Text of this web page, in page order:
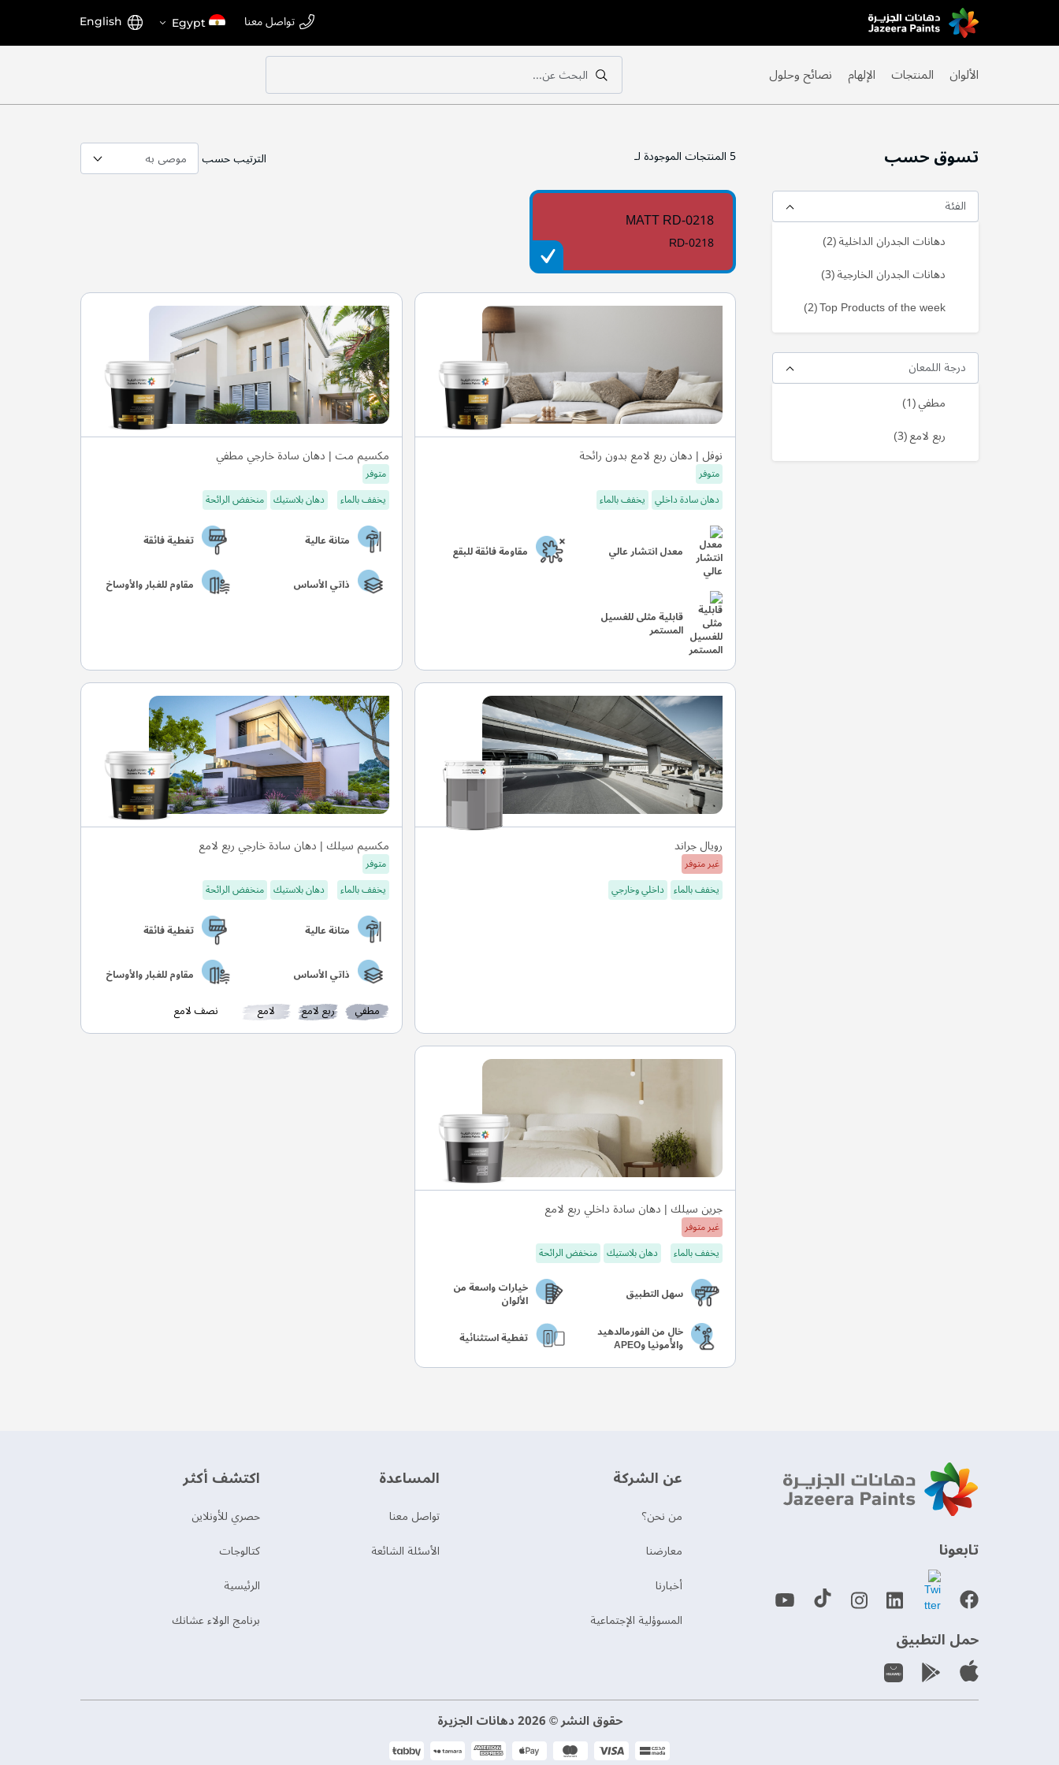
Skip
to
تواصل معنا اختر Egypt اللغة English
بحث
البحث عن...
بحث الألوان المنتجات الإلهام نصائح وحلول
5 المنتجات الموجودة لـ الترتيب حسب
MATT RD-0218
RD-0218
نوفل | دهان ربع لامع بدون رائحة
متوفر
دهان سادة داخلي يخفف بالماء
معدل انتشار عالي مقاومة فائقة للبقع
قابلية مثلى للغسيل
المستمر
مكسيم مت | دهان سادة خارجي مطفي
متوفر
يخفف بالماء
دهان بلاستيك منخفض الرائحة
متانة عالية تغطية فائقة
ذاتي الأساس مقاوم للغبار والأوساخ
رويال جراند
غير متوفر
يخفف بالماء داخلي وخارجي
مكسيم سيلك | دهان سادة خارجي ربع لامع
متوفر
يخفف بالماء
دهان بلاستيك منخفض الرائحة
متانة عالية تغطية فائقة
ذاتي الأساس مقاوم للغبار والأوساخ
مطفي ربع لامع لامع نصف لامع
جرين سيلك | دهان سادة داخلي ربع لامع
غير متوفر
يخفف بالماء
دهان بلاستيك منخفض الرائحة
سهل التطبيق خيارات واسعة من
الألوان
خالٍ من الفورمالدهيد
والأمونيا وAPEO تغطية استثنائية
تسوق حسب
الفئة
دهانات الجدران الداخلية 2منتج
دهانات الجدران الخارجية 3منتج
Top Products of the week
2منتج
درجة اللمعان
مطفي 1منتج
ربع لامع 3منتج
‫تابعونا‬
حمل التطبيق
عن الشركة
من نحن؟
‫معارضنا‬
‫أخبارنا‬
المسوؤلية الإجتماعية
‫المساعدة‬
تواصل معنا
الأسئلة الشائعة
اكتشف أكثر
حصري للأونلاين
‫كتالوجات‬
الرئيسية
برنامج الولاء عشانك
حقوق النشر © 2026 دهانات الجزيرة